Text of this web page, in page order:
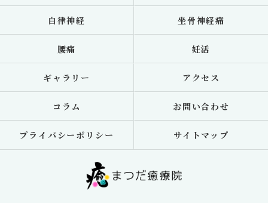
自律神経 坐骨神経痛
腰痛 妊活
ギャラリー アクセス
コラム お問い合わせ
プライバシーポリシー サイトマップ